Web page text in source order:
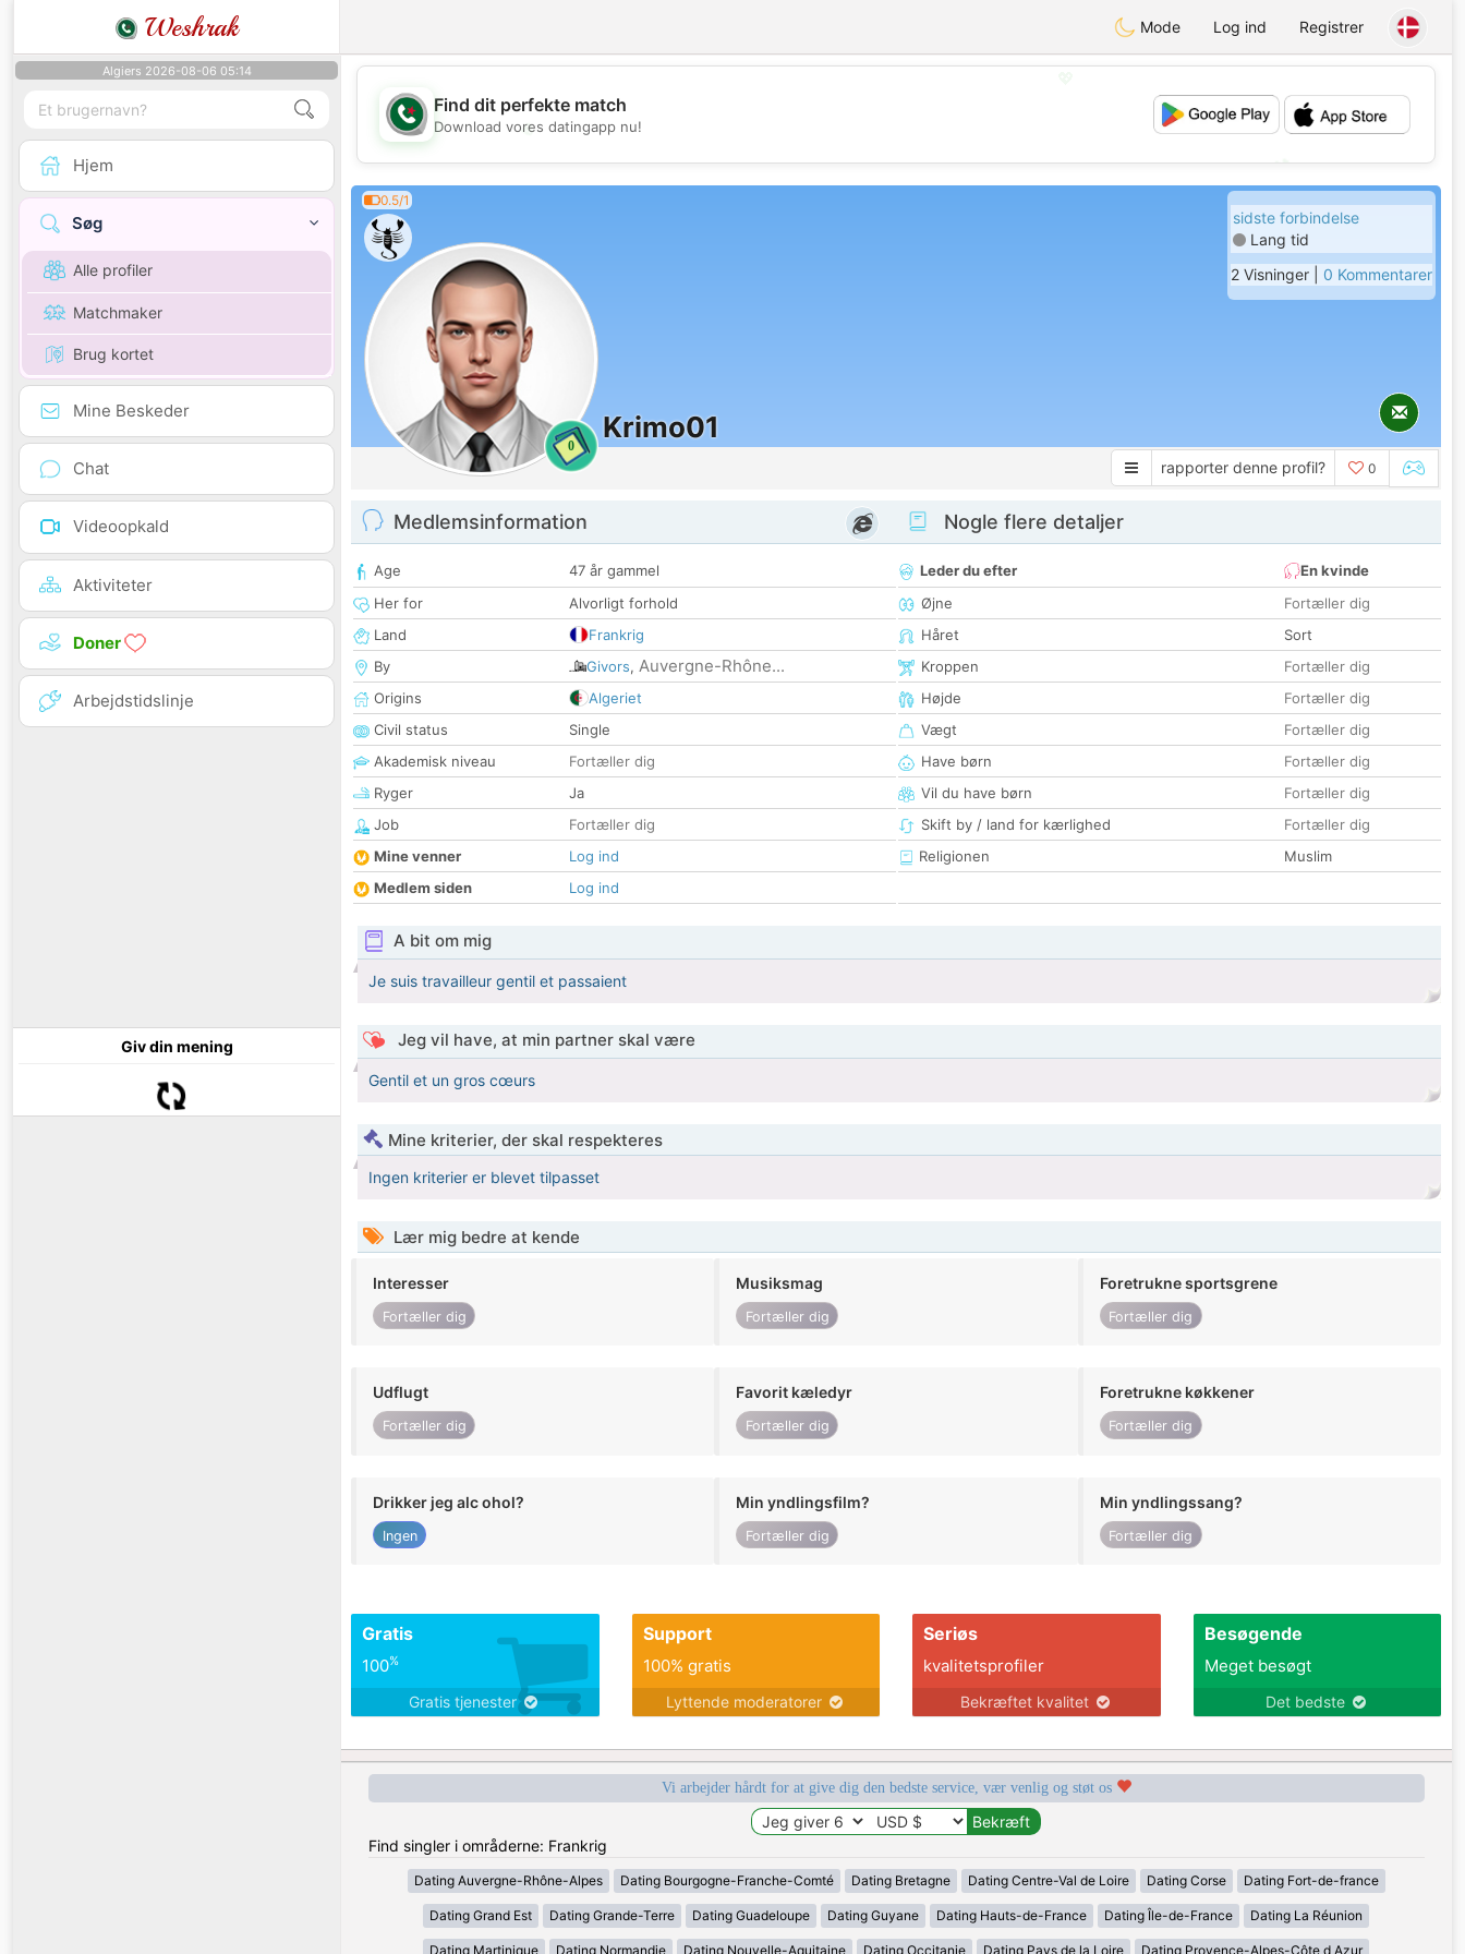
Weshrak Mode Log ind Registrer
Algiers 2026-08-06 05:14
Hjem
Søg
Alle profiler
Matchmaker
Brug kortet
Mine Beskeder
Chat
Videoopkald
Aktiviteter
Doner
Arbejdstidslinje
Giv din mening
💖
Find dit perfekte match
Download vores datingapp nu!
0.5/1
0
Krimo01
sidste forbindelse
Lang tid
2 Visninger | 0 Kommentarer
rapporter denne profil? 0
Medlemsinformation
Age
47 år gammel
Her for
Alvorligt forhold
Land
Frankrig
By
Givors, Auvergne-Rhône...
Origins
Algeriet
Civil status
Single
Akademisk niveau
Fortæller dig
Ryger
Ja
Job
Fortæller dig
Mine venner
Log ind
Medlem siden
Log ind
Nogle flere detaljer
Leder du efter
En kvinde
Øjne
Fortæller dig
Håret
Sort
Kroppen
Fortæller dig
Højde
Fortæller dig
Vægt
Fortæller dig
Have børn
Fortæller dig
Vil du have børn
Fortæller dig
Skift by / land for kærlighed
Fortæller dig
Religionen
Muslim
A bit om mig
Je suis travailleur gentil et passaient
Jeg vil have, at min partner skal være
Gentil et un gros cœurs
Mine kriterier, der skal respekteres
Ingen kriterier er blevet tilpasset
Lær mig bedre at kende
Interesser
Fortæller dig
Musiksmag
Fortæller dig
Foretrukne sportsgrene
Fortæller dig
Udflugt
Fortæller dig
Favorit kæledyr
Fortæller dig
Foretrukne køkkener
Fortæller dig
Drikker jeg alc ohol?
Ingen
Min yndlingsfilm?
Fortæller dig
Min yndlingssang?
Fortæller dig
Gratis
100%
Gratis tjenester
Support
100% gratis
Lyttende moderatorer
Seriøs
kvalitetsprofiler
Bekræftet kvalitet
Besøgende
Meget besøgt
Det bedste
Vi arbejder hårdt for at give dig den bedste service, vær venlig og støt os
Find singler i områderne: Frankrig
Dating Auvergne-Rhône-Alpes Dating Bourgogne-Franche-Comté Dating Bretagne Dating Centre-Val de Loire Dating Corse Dating Fort-de-france
Dating Grand Est Dating Grande-Terre Dating Guadeloupe Dating Guyane Dating Hauts-de-France Dating Île-de-France Dating La Réunion
Dating Martinique Dating Normandie Dating Nouvelle-Aquitaine Dating Occitanie Dating Pays de la Loire Dating Provence-Alpes-Côte d Azur